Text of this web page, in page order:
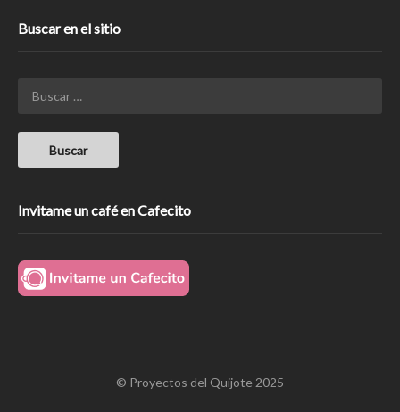
Buscar en el sitio
Invitame un café en Cafecito
© Proyectos del Quijote 2025